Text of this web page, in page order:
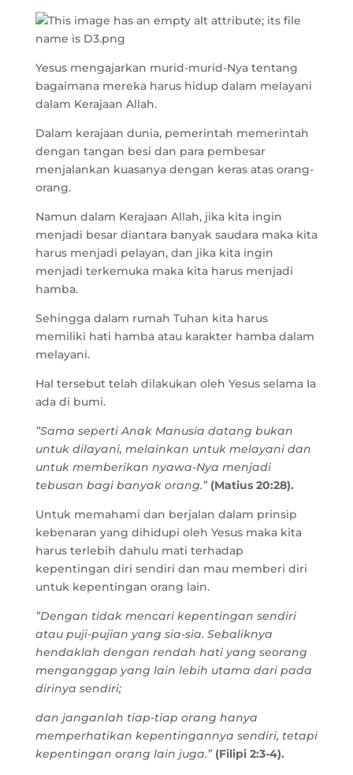
Yesus mengajarkan murid-murid-Nya tentang
bagaimana mereka harus hidup dalam melayani
dalam Kerajaan Allah.
Dalam kerajaan dunia, pemerintah memerintah
dengan tangan besi dan para pembesar
menjalankan kuasanya dengan keras atas orang-
orang.
Namun dalam Kerajaan Allah, jika kita ingin
menjadi besar diantara banyak saudara maka kita
harus menjadi pelayan, dan jika kita ingin
menjadi terkemuka maka kita harus menjadi
hamba.
Sehingga dalam rumah Tuhan kita harus
memiliki hati hamba atau karakter hamba dalam
melayani.
Hal tersebut telah dilakukan oleh Yesus selama Ia
ada di bumi.
”Sama seperti Anak Manusia datang bukan
untuk dilayani, melainkan untuk melayani dan
untuk memberikan nyawa-Nya menjadi
tebusan bagi banyak orang.” (Matius 20:28).
Untuk memahami dan berjalan dalam prinsip
kebenaran yang dihidupi oleh Yesus maka kita
harus terlebih dahulu mati terhadap
kepentingan diri sendiri dan mau memberi diri
untuk kepentingan orang lain.
”Dengan tidak mencari kepentingan sendiri
atau puji-pujian yang sia-sia. Sebaliknya
hendaklah dengan rendah hati yang seorang
menganggap yang lain lebih utama dari pada
dirinya sendiri;
dan janganlah tiap-tiap orang hanya
memperhatikan kepentingannya sendiri, tetapi
kepentingan orang lain juga.” (Filipi 2:3-4).